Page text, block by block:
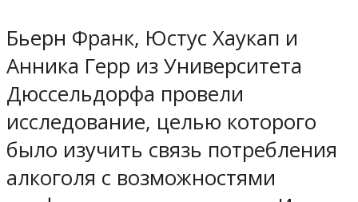
Бьерн Франк, Юстус Хаукап и
Анника Герр из Университета
Дюссельдорфа провели
исследование, целью которого
было изучить связь потребления
алкоголя с возможностями